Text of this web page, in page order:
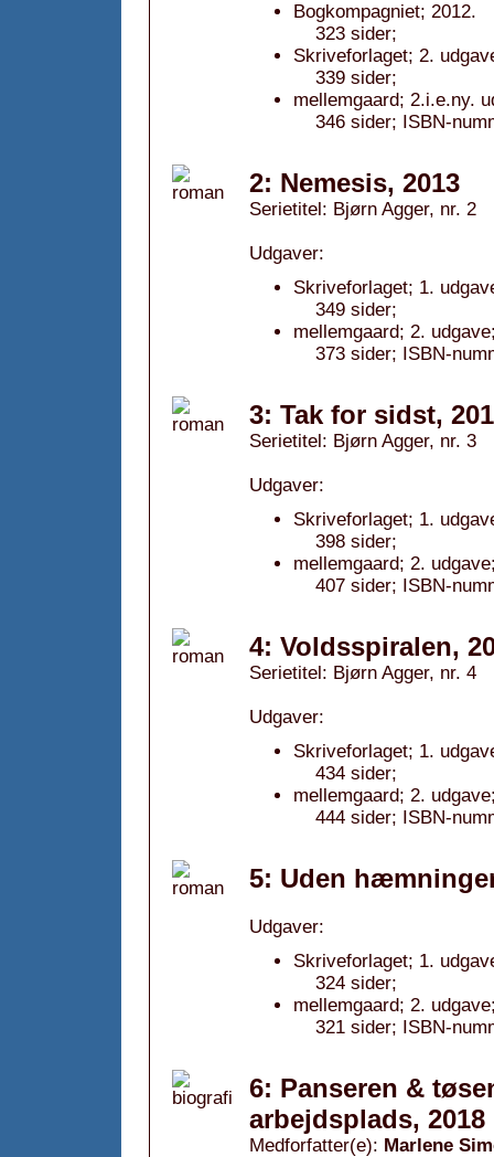
Bogkompagniet; 2012.
323 sider;
Skriveforlaget; 2.
339 sider;
mellemgaard; 2.i.e.ny.
346 sider; ISBN-
2: Nemesis, 2013
Serietitel: Bjørn Agger, nr. 2
Udgaver:
Skriveforlaget; 1.
349 sider;
mellemgaard; 2.
373 sider; ISBN-
3: Tak for sidst,
Serietitel: Bjørn Agger, nr. 3
Udgaver:
Skriveforlaget; 1.
398 sider;
mellemgaard; 2.
407 sider; ISBN-
4: Voldsspiralen,
Serietitel: Bjørn Agger, nr. 4
Udgaver:
Skriveforlaget; 1.
434 sider;
mellemgaard; 2.
444 sider; ISBN-
5: Uden
Udgaver:
Skriveforlaget; 1.
324 sider;
mellemgaard; 2.
321 sider; ISBN-
6: Panseren &
arbejdsplads, 2018
Medforfatter(e): Marlene